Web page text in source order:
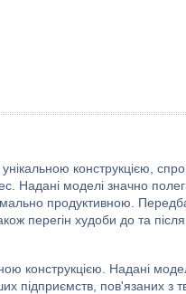
конструкцією,
Надані моделі значно
продуктивною.
перегін худоби до та
конструкцією. Надані
підприємств, пов'язаних з